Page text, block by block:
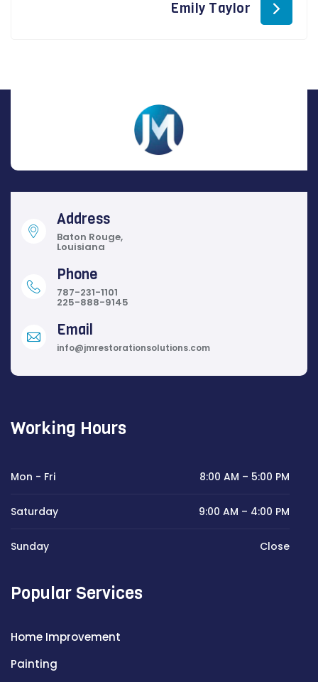
Emily Taylor
Address
Baton Rouge,
Louisiana
Phone
787-231-1101
225-888-9145
Email
info@jmrestorationsolutions.com
Working Hours
Mon - Fri 8:00 AM – 5:00 PM
Saturday 9:00 AM – 4:00 PM
Sunday Close
Popular Services
Home Improvement
Painting